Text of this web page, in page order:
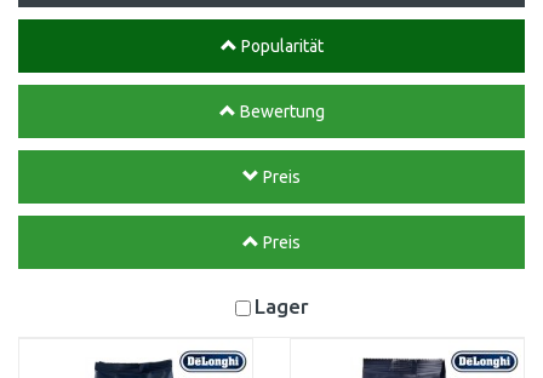
Popularität
Bewertung
Preis
Preis
Lager